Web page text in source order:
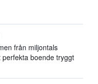
från miljontals
boende tryggt